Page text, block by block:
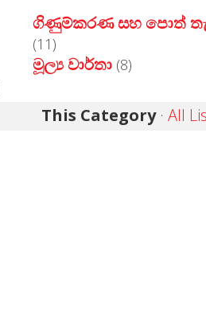
ගිණුම්කරණ සහ පොත්
(11)
මූල්‍ය වාර්තා (8)
This Category· All